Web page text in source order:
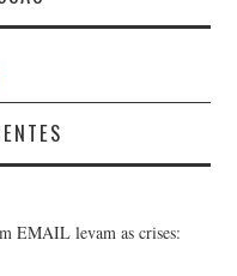
EMAIL levam as crises: